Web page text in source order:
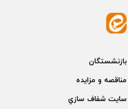
بازنشستگان
مناقصه و مزايده
سايت شفاف سازي